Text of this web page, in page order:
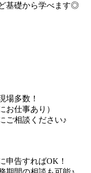
基礎から学べます◎
場多数！
お仕事あり）
ご相談ください♪
申告すればOK！